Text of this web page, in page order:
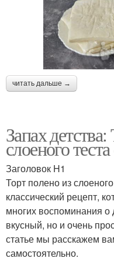
читать дальше →
Запах
слоеного
Заголовок H1
Торт полено из
классический рецепт,
многих воспоминания о
вкусный, но и очень
статье мы расскажем
самостоятельно.